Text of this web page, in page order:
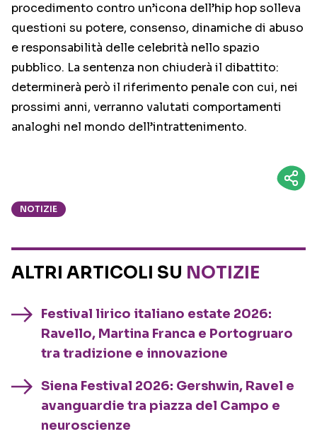
procedimento contro un’icona dell’hip hop solleva
questioni su potere, consenso, dinamiche di abuso
e responsabilità delle celebrità nello spazio
pubblico. La sentenza non chiuderà il dibattito:
determinerà però il riferimento penale con cui, nei
prossimi anni, verranno valutati comportamenti
analoghi nel mondo dell’intrattenimento.
NOTIZIE
ALTRI ARTICOLI SU NOTIZIE
Festival lirico italiano estate 2026:
Ravello, Martina Franca e Portogruaro
tra tradizione e innovazione
Siena Festival 2026: Gershwin, Ravel e
avanguardie tra piazza del Campo e
neuroscienze